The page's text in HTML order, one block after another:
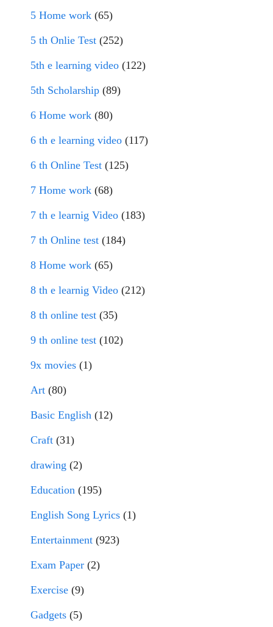
5 Home work (65)
5 th Onlie Test (252)
5th e learning video (122)
5th Scholarship (89)
6 Home work (80)
6 th e learning video (117)
6 th Online Test (125)
7 Home work (68)
7 th e learnig Video (183)
7 th Online test (184)
8 Home work (65)
8 th e learnig Video (212)
8 th online test (35)
9 th online test (102)
9x movies (1)
Art (80)
Basic English (12)
Craft (31)
drawing (2)
Education (195)
English Song Lyrics (1)
Entertainment (923)
Exam Paper (2)
Exercise (9)
Gadgets (5)